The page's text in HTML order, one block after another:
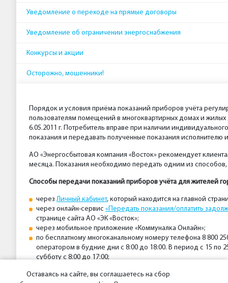
Уведомление о переходе на прямые договоры
Уведомление об ограничении энергоснабжения
Конкурсы и акции
Осторожно, мошенники!
Порядок и условия приёма показаний приборов учёта
пользователям помещений в многоквартирных домах и
6.05.2011 г. Потребитель вправе при наличии
показания и передавать полученные показания
АО «Энергосбытовая компания «Восток» рекомендует
месяца. Показания необходимо передать одним из способов,
Способы передачи показаний приборов учёта для жителей
через Личный кабинет, который находится на главной
через онлайн-сервис «Передать показания/оплатить
странице сайта АО «ЭК «Восток»;
через мобильное приложение «Коммуналка Онлайн»;
по бесплатному многоканальному номеру телефона 8 800
оператором в будние дни с 8:00 до 18:00. В период с 15 по
субботу с 8:00 до 17:00;
Инструкция по передаче показаний на номер 8 800
Оставаясь на сайте, вы соглашаетесь на сбор